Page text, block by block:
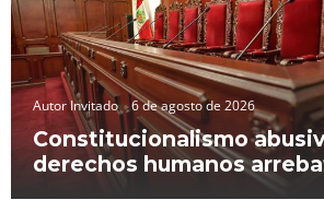
Autor Invitado 6 de agosto de 2026
Constitucionalismo
derechos humanos